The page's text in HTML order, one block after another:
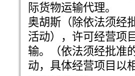
际货物运输代理。
奥胡斯（除依法须经
活动），许可经营项
输。（依法须经批准
动，具体经营项目以